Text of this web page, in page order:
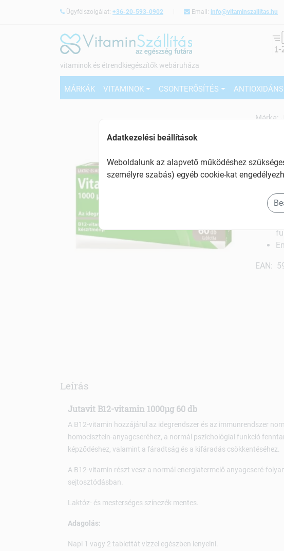
Ügyfélszolgálat: +36-20-593-0902 Email: info@vitaminszallitas.hu
vitaminok és étrendkiegészítők webáruháza
MÁRKÁK VITAMINOK CSONTERŐSÍTÉS
Márka:
Segíti
EAN:
Leírás
Jutavit B12-vitamin 1000µg 60 db
A B12-vitamin hozzájárul az idegrendszer és az immunrendszer
homocisztein-anyagcseréhez, a normál pszichológiai funkció
képződéshez, valamint a fáradtság és a kifáradás csökkentéséhez.
A B12-vitamin részt vesz a normál energiatermelő anyagcseré-
sejtosztódásban.
Laktóz- és mesterséges színezék mentes.
Adagolás:
Napi 1 vagy 2 tablettát vízzel egészben lenyelni.
Adatkezelési beállítások
Weboldalunk az alapvető működéshez
személyre szabás) egyéb cookie-kat